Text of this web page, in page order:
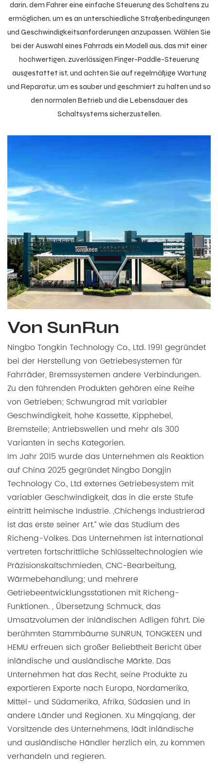
darin, dem Fahrer eine einfache Steuerung des Schaltens zu
ermöglichen, um es an unterschiedliche Straßenbedingungen
und Geschwindigkeitsanforderungen anzupassen. Wählen Sie
bei der Auswahl eines Fahrrads ein Modell aus, das mit einer
hochwertigen, zuverlässigen Finger-Paddle-Steuerung
ausgestattet ist, und achten Sie auf regelmäßige Wartung
und Reparatur, um es sauber und geschmiert zu halten und so
den normalen Betrieb und die Lebensdauer des
Schaltsystems sicherzustellen.
Von SunRun
Ningbo Tongkin Technology Co., Ltd. 1991 gegründet
bei der Herstellung von Getriebesystemen für
Fahrräder, Bremssystemen andere Verbindungen.
Zu den führenden Produkten gehören eine Reihe
von Getrieben; Schwungrad mit variabler
Geschwindigkeit, hohe Kassette, Kipphebel,
Bremsteile; Antriebswellen und mehr als 300
Varianten in sechs Kategorien.
Im Jahr 2015 wurde das Unternehmen als Reaktion
auf China 2025 gegründet Ningbo Dongjin
Technology Co., Ltd externes Getriebesystem mit
variabler Geschwindigkeit, das in die erste Stufe
eintritt heimische Industrie. „Chichengs Industrierad
ist das erste seiner Art.“ wie das Studium des
Richeng-Volkes. Das Unternehmen ist international
vertreten fortschrittliche Schlüsseltechnologien wie
Präzisionskaltschmieden, CNC-Bearbeitung,
Wärmebehandlung; und mehrere
Getriebeentwicklungsstationen mit Richeng-
Funktionen. , Übersetzung Schmuck, das
Umsatzvolumen der inländischen Adligen führt. Die
berühmten Stammbäume SUNRUN, TONGKEEN und
HEMU erfreuen sich großer Beliebtheit Bericht über
inländische und ausländische Märkte. Das
Unternehmen hat das Recht, seine Produkte zu
exportieren Exporte nach Europa, Nordamerika,
Mittel- und Südamerika, Afrika, Südasien und in
andere Länder und Regionen. Xu Mingqiang, der
Vorsitzende des Unternehmens, lädt inländische
und ausländische Händler herzlich ein, zu kommen
verhandeln und regieren.